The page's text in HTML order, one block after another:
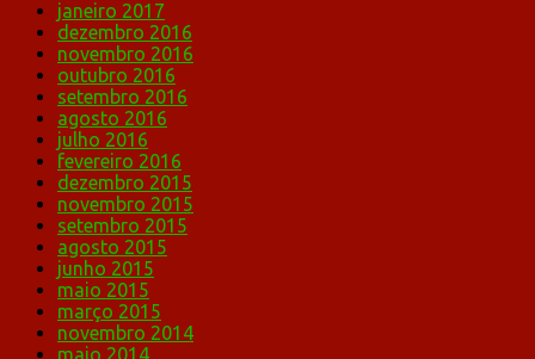
janeiro 2017
dezembro 2016
novembro 2016
outubro 2016
setembro 2016
agosto 2016
julho 2016
fevereiro 2016
dezembro 2015
novembro 2015
setembro 2015
agosto 2015
junho 2015
maio 2015
março 2015
novembro 2014
maio 2014